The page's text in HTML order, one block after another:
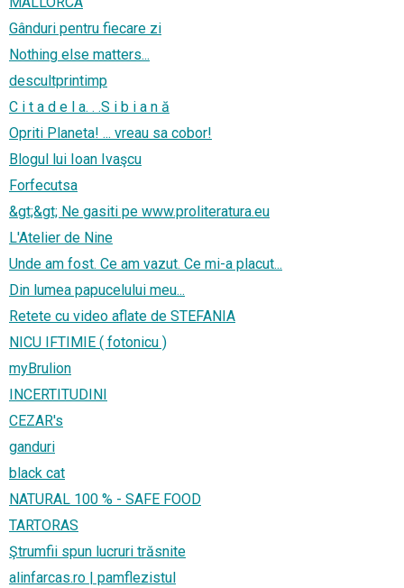
Gânduri pentru fiecare zi
Nothing else matters...
descultprintimp
C i t a d e l a. . .S i b i a n ă
Opriti Planeta! ... vreau sa cobor!
Blogul lui Ioan Ivaşcu
Forfecutsa
&gt;&gt; Ne gasiti pe www.proliteratura.eu
L'Atelier de Nine
Unde am fost. Ce am vazut. Ce mi-a placut...
Din lumea papucelului meu...
Retete cu video aflate de STEFANIA
NICU IFTIMIE ( fotonicu )
myBrulion
INCERTITUDINI
CEZAR's
ganduri
black cat
NATURAL 100 % - SAFE FOOD
TARTORAS
Ştrumfii spun lucruri trăsnite
alinfarcas.ro | pamflezistul